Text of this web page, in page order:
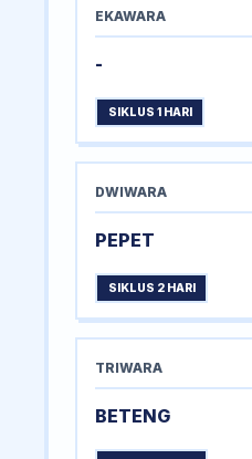
EKAWARA
-
SIKLUS 1 HARI
DWIWARA
PEPET
SIKLUS 2 HARI
TRIWARA
BETENG